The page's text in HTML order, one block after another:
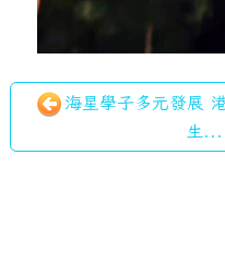
海星學子多元發展
生...